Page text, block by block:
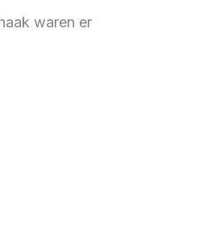
waren er